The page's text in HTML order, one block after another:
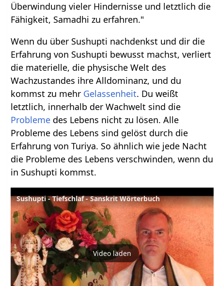
Überwindung vieler Hindernisse und letztlich die
Fähigkeit, Samadhi zu erfahren."
Wenn du über Sushupti nachdenkst und dir die
Erfahrung von Sushupti bewusst machst, verliert
die materielle, die physische Welt des
Wachzustandes ihre Alldominanz, und du
kommst zu mehr Gelassenheit. Du weißt
letztlich, innerhalb der Wachwelt sind die
Probleme des Lebens nicht zu lösen. Alle
Probleme des Lebens sind gelöst durch die
Erfahrung von Turiya. So ähnlich wie jede Nacht
die Probleme des Lebens verschwinden, wenn du
in Sushupti kommst.
Sushupti - Tiefschlaf - Sanskrit Wörterbuch
Video laden